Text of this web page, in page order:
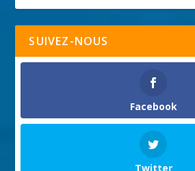
SUIVEZ-NOUS
Facebook
Twitter